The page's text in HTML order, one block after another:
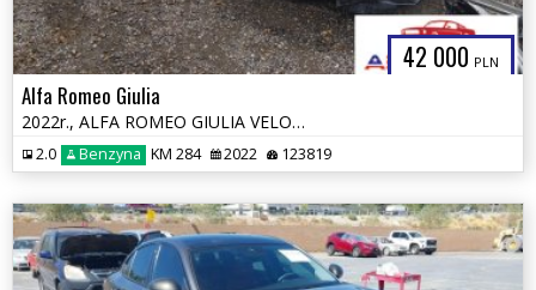
42 000 PLN
Alfa Romeo Giulia
2022r., ALFA ROMEO GIULIA VELOCE TI RWD, 2L, od ubezpieczalni
2.0 Benzyna KM 284 2022 123819